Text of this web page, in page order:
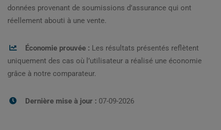
données provenant de soumissions d’assurance qui ont
réellement abouti à une vente.
Économie prouvée : Les résultats présentés reflètent
uniquement des cas où l’utilisateur a réalisé une économie
grâce à notre comparateur.
Dernière mise à jour : 07-09-2026